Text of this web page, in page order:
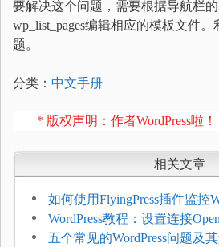
要解决这个问题，需要根据导航栏
wp_list_pages编辑相应的模板文件
题。
分类： 中文手册
* 版权声明：作者WordPress啦
相关文章
如何使用FlyingPress插件监控
网页指标（CWV）
WordPress教程：设置连接
化
五个常见的WordPress问题及